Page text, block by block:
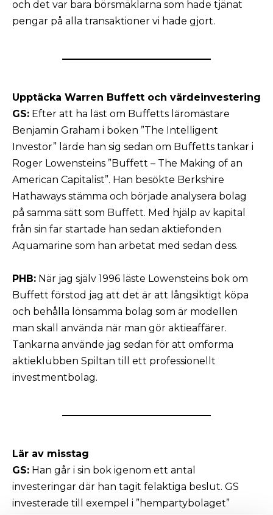
och det var bara börsmäklarna som hade tjänat
pengar på alla transaktioner vi hade gjort.
Upptäcka Warren Buffett och värdeinvestering
GS: Efter att ha läst om Buffetts läromästare
Benjamin Graham i boken ”The Intelligent
Investor” lärde han sig sedan om Buffetts tankar i
Roger Lowensteins ”Buffett – The Making of an
American Capitalist”. Han besökte Berkshire
Hathaways stämma och började analysera bolag
på samma sätt som Buffett. Med hjälp av kapital
från sin far startade han sedan aktiefonden
Aquamarine som han arbetat med sedan dess.
PHB: När jag själv 1996 läste Lowensteins bok om
Buffett förstod jag att det är att långsiktigt köpa
och behålla lönsamma bolag som är modellen
man skall använda när man gör aktieaffärer.
Tankarna använde jag sedan för att omforma
aktieklubben Spiltan till ett professionellt
investmentbolag.
Lär av misstag
GS: Han går i sin bok igenom ett antal
investeringar där han tagit felaktiga beslut. GS
investerade till exempel i ”hempartybolaget”